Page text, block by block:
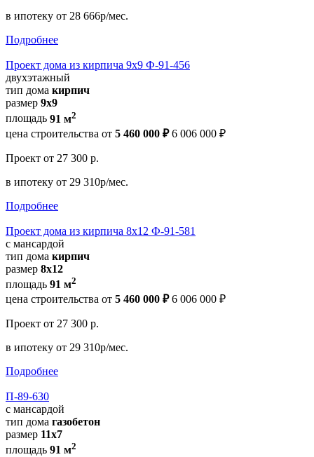
в ипотеку от 28 666р/мес.
Подробнее
Проект дома из кирпича 9х9 Ф-91-456
двухэтажный
тип дома кирпич
размер 9х9
площадь 91 м2
цена строительства от 5 460 000 ₽ 6 006 000 ₽
Проект от 27 300 р.
в ипотеку от 29 310р/мес.
Подробнее
Проект дома из кирпича 8х12 Ф-91-581
с мансардой
тип дома кирпич
размер 8х12
площадь 91 м2
цена строительства от 5 460 000 ₽ 6 006 000 ₽
Проект от 27 300 р.
в ипотеку от 29 310р/мес.
Подробнее
П-89-630
с мансардой
тип дома газобетон
размер 11x7
площадь 91 м2